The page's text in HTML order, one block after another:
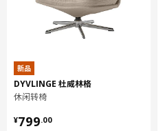
落地柜 可嵌入设备/水槽
纤维板, 纸制贴膜, 纸制贴膜
落地柜 可嵌入设备/水槽
前档:
钢, 环氧/聚酯粉末涂层
厨房缓冲式合叶
新品
DYVLINGE 杜威林格
休闲转椅
¥799.00
¥ 799.00